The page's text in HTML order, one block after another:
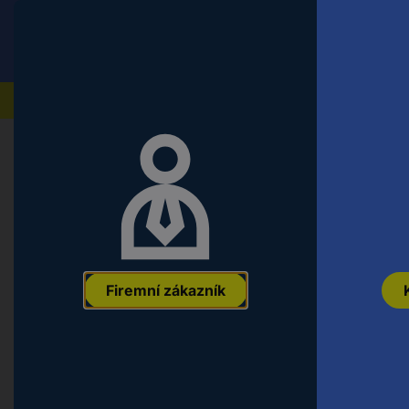
Firemní zákazník
Chyba 404 - Stránka